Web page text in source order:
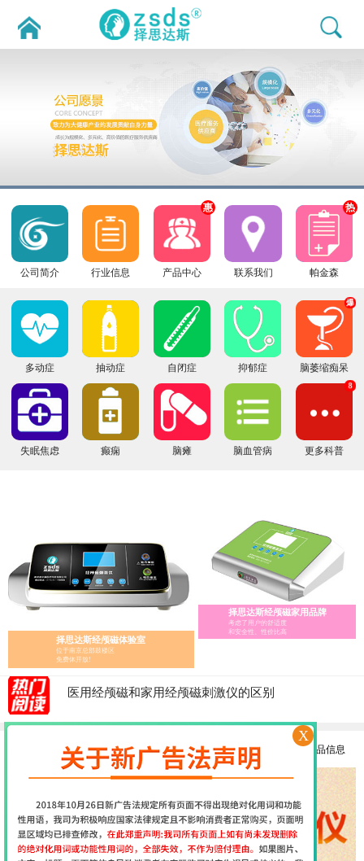
公司简介 行业信息 产品中心
惠
联系我们 帕金森
热
多动症 抽动症 自闭症 抑郁症 脑萎缩痴呆
爆
失眠焦虑 癫痫 脑瘫 脑血管病 更多科普
8
择思达斯经颅磁体验室
位于南京总部鼓楼区
免费体开放!
择思达斯经颅磁家用品牌
考虑了用户的舒适度
和安全性、性价比高
经颅磁家庭版的选择指南
经颅磁 家用——择思达斯经颅磁家用品牌
医用经颅磁和家用经颅磁刺激仪的区别
南京择思达斯经颅磁市场价格多少
孩子抽动症用经颅磁治疗和吃药哪个效果好更多产品信息
X